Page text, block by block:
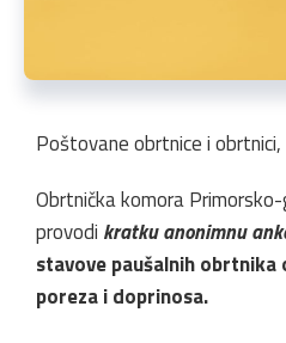
Poštovane obrtnice i obrtnici,
Obrtnička komora
provodi kratku anonimnu
stavove paušalnih obrtnika
poreza i doprinosa.